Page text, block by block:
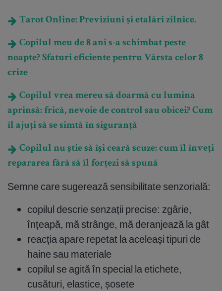
Tarot Online: Previziuni și etalări zilnice.
Copilul meu de 8 ani s-a schimbat peste
noapte? Sfaturi eficiente pentru Vârsta celor 8
crize
Copilul vrea mereu să doarmă cu lumina
aprinsă: frică, nevoie de control sau obicei? Cum
îl ajuți să se simtă în siguranță
Copilul nu știe să își ceară scuze: cum îl înveți
repararea fără să îl forțezi să spună
Semne care sugerează sensibilitate senzorială:
copilul descrie senzații precise: zgârie,
înțeapă, mă strânge, mă deranjează la gât
reacția apare repetat la aceleași tipuri de
haine sau materiale
copilul se agită în special la etichete,
cusături, elastice, șosete